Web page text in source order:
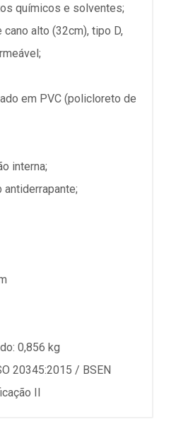
químicos e solventes;
alto (32cm), tipo D,
em PVC (policloreto de
interna;
0,856 kg
20345:2015 / BSEN
II